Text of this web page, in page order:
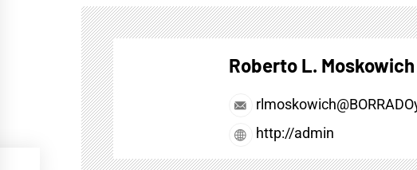
Roberto L. Moskowich
http://admin